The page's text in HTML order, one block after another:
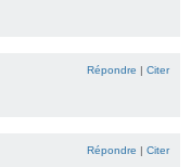
Répondre | Citer
Répondre | Citer